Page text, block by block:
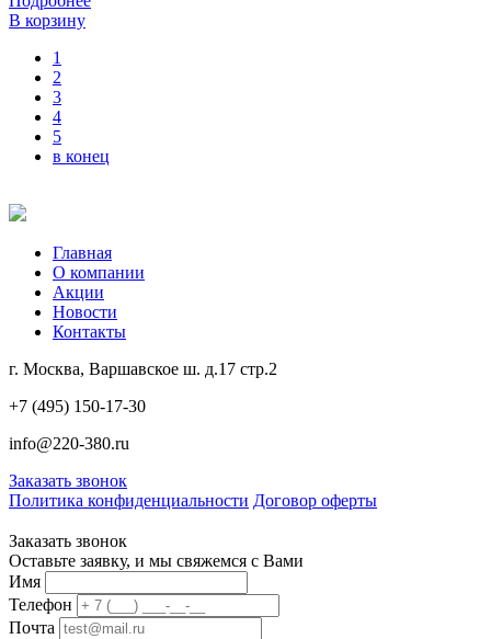
В корзину
1
2
3
4
5
в конец
Главная
О компании
Акции
Новости
Контакты
г. Москва, Варшавское ш. д.17 стр.2
+7 (495) 150-17-30
info@220-380.ru
Заказать звонок
Политика конфиденциальности Договор оферты
Заказать звонок
Оставьте заявку, и мы свяжемся с Вами
Имя
Телефон
Почта